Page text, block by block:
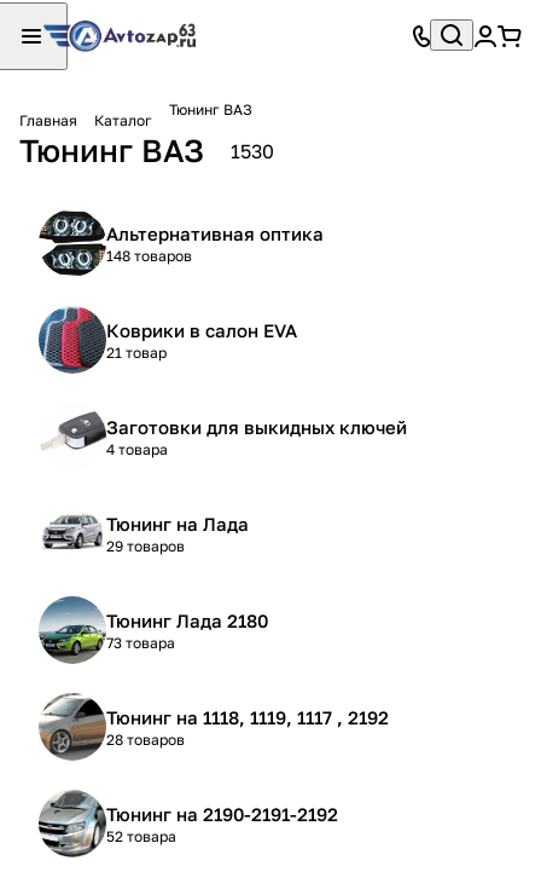
Главная Каталог
Тюнинг ВАЗ
Тюнинг ВАЗ 1530
Альтернативная оптика
148 товаров
Коврики в салон EVA
21 товар
Заготовки для выкидных ключей
4 товара
Тюнинг на Лада
29 товаров
Тюнинг Лада 2180
73 товара
Тюнинг на 1118, 1119, 1117 , 2192
28 товаров
Тюнинг на 2190-2191-2192
52 товара